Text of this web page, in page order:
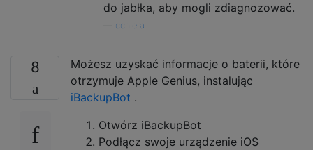
do jabłka, aby mogli zdiagnozować.
cchiera
8
Możesz uzyskać informacje o baterii, które
otrzymuje Apple Genius, instalując
iBackupBot .
Otwórz iBackupBot
Podłącz swoje urządzenie iOS